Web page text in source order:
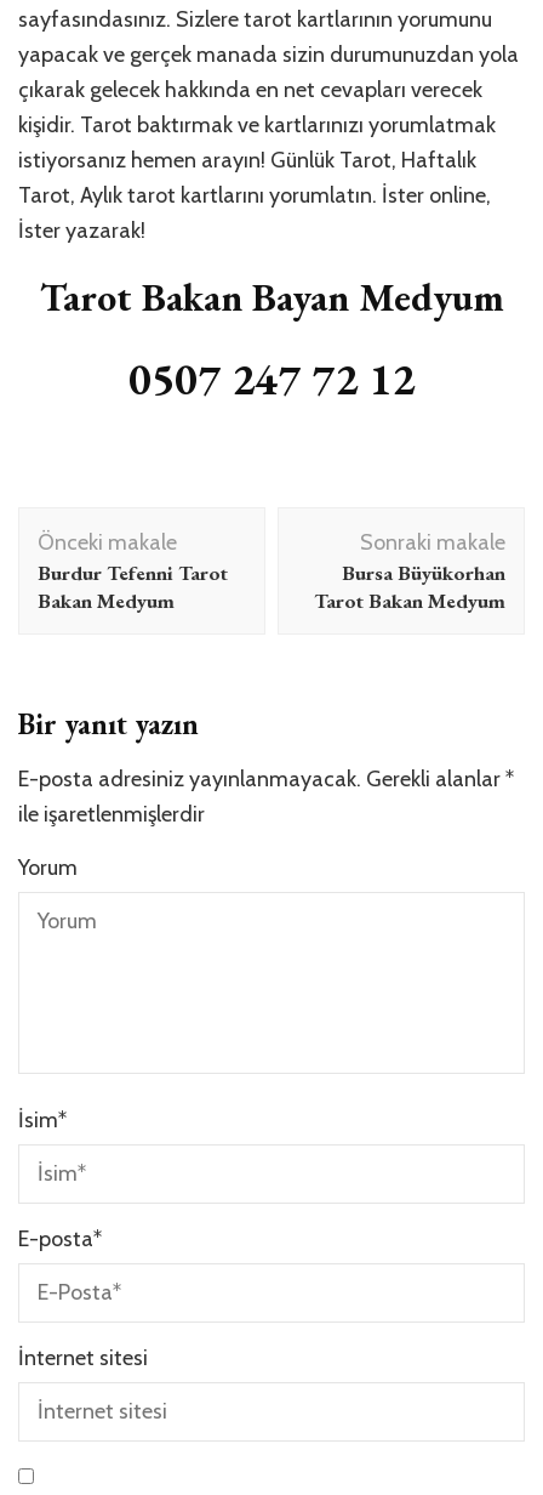
için
sayfasındasınız. Sizlere tarot kartlarının yorumunu
yapacak ve gerçek manada sizin durumunuzdan yola
çıkarak gelecek hakkında en net cevapları verecek
kişidir. Tarot baktırmak ve kartlarınızı yorumlatmak
istiyorsanız hemen arayın! Günlük Tarot, Haftalık
Tarot, Aylık tarot kartlarını yorumlatın. İster online,
İster yazarak!
Tarot Bakan Bayan Medyum
0507 247 72 12
Yazı
dolaşımı
Önceki makale
Burdur Tefenni Tarot
Bakan Medyum
Sonraki makale
Bursa Büyükorhan
Tarot Bakan Medyum
Bir yanıt yazın
E-posta adresiniz yayınlanmayacak. Gerekli alanlar*
ile işaretlenmişlerdir
Yorum
İsim*
E-posta*
İnternet sitesi